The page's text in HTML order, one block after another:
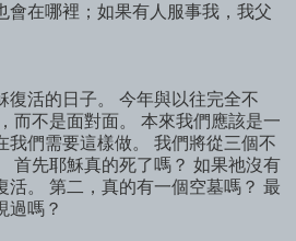
會在哪裡；如果有人服事我，我父
復活的日子。 今年與以往完全不
而不是面對面。 本來我們應該是一
我們需要這樣做。 我們將從三個不
首先耶穌真的死了嗎？ 如果祂沒有
活。 第二，真的有一個空墓嗎？ 最
過嗎？